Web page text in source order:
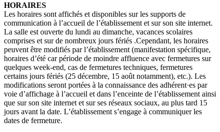
HORAIRES
Les horaires sont affichés et disponibles sur les supports de
communication à l’accueil de l’établissement et sur son site internet.
La salle est ouverte du lundi au dimanche, vacances scolaires
comprises et sur de nombreux jours fériés .Cependant, les horaires
peuvent être modifiés par l’établissement (manifestation spécifique,
horaires d’été car période de moindre affluence avec fermetures sur
quelques week-end, cas de fermetures techniques, fermetures
certains jours fériés (25 décembre, 15 août notamment), etc.). Les
modifications seront portées à la connaissance des adhérent·es par
voie d’affichage à l’accueil et dans l’enceinte de l’établissement ainsi
que sur son site internet et sur ses réseaux sociaux, au plus tard 15
jours avant la date. L’établissement s’engage à communiquer les
dates de fermeture.